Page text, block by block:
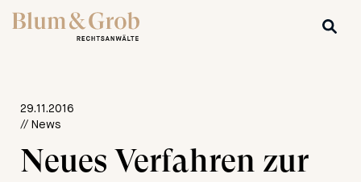
29.11.2016
// News
Neues Verfahren zur